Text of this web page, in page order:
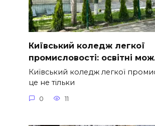
Київський коледж легкої
промисловості: освітні
Київський коледж легкої
це не тільки
0 11